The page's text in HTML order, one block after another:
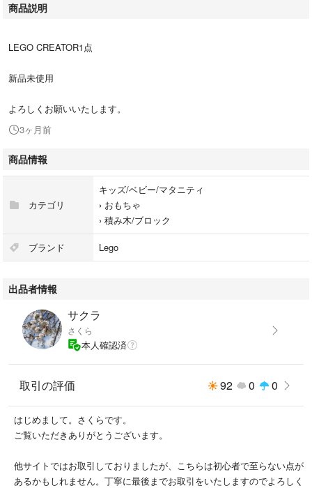
商品説明
LEGO CREATOR1点
新品未使用
よろしくお願いいたします。
3ヶ月前
商品情報
カテゴリ
キッズ/ベビー/マタニティ
› おもちゃ
› 積み木/ブロック
ブランド Lego
出品者情報
サクラ
さくら
本人確認済
取引の評価 92 0 0
はじめまして。さくらです。
ご覧いただきありがとうございます。
他サイトではお取引しておりましたが、こちらは初心者で至らない点が
あるかもしれません。丁寧に最後までお取引をいたしますのでよろしく